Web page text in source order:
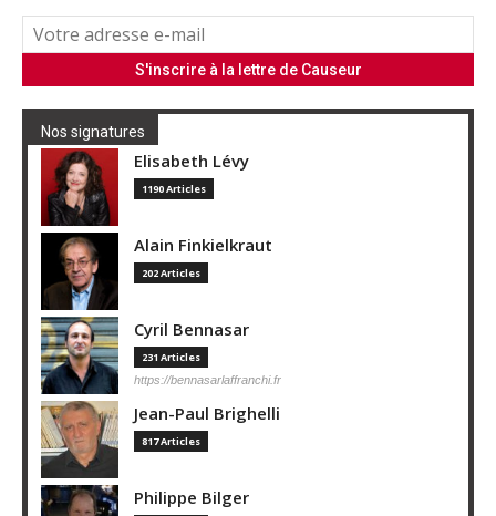
Nos signatures
Elisabeth Lévy
1190 Articles
Alain Finkielkraut
202 Articles
Cyril Bennasar
231 Articles
https://bennasarlaffranchi.fr
Jean-Paul Brighelli
817 Articles
Philippe Bilger